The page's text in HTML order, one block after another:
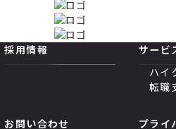
採用情報
サービ
ハイ
転職
お問い合わせ
プライ